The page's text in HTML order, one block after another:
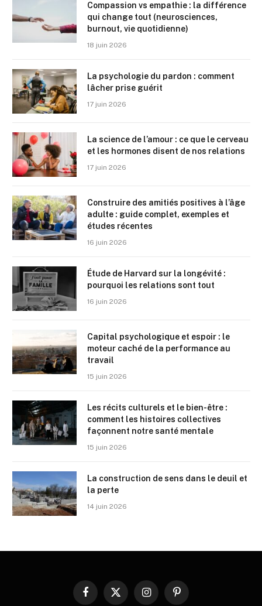
Compassion vs empathie : la différence
qui change tout (neurosciences,
burnout, vie quotidienne)
18 juin 2026
La psychologie du pardon : comment
lâcher prise guérit
17 juin 2026
La science de l’amour : ce que le cerveau
et les hormones disent de nos relations
17 juin 2026
Construire des amitiés positives à l’âge
adulte : guide complet, exemples et
études récentes
16 juin 2026
Étude de Harvard sur la longévité :
pourquoi les relations sont tout
16 juin 2026
Capital psychologique et espoir : le
moteur caché de la performance au
travail
15 juin 2026
Les récits culturels et le bien-être :
comment les histoires collectives
façonnent notre santé mentale
15 juin 2026
La construction de sens dans le deuil et
la perte
14 juin 2026
Facebook
X
InstagramPinterest